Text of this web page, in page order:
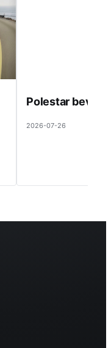
Polestar beveik
2026-07-26